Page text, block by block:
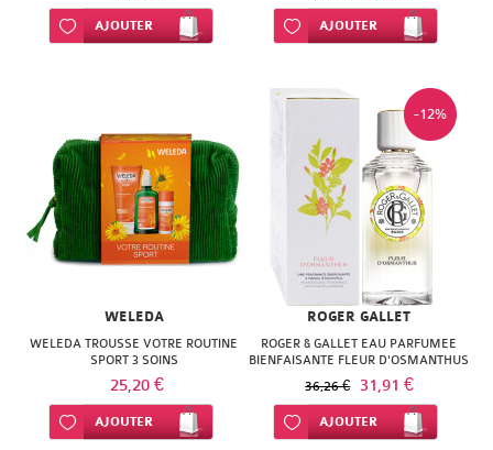
PEDIAKID
PHYSCIENCE
PHYTEA
PILEJE
SOLGAR
NATURESYSTEM
PHYTOSUN
AROMS
PLANTER'S
SANOFLORE
WELEDA
Ajouter à ma liste d’envie
AJOUTER Ajouter à ma liste d’envie
AJOUTER
WELEDA
WELEDA TROUSSE VOTRE ROUTINE
SPORT 3 SOINS
25,20 €
Ajouter à ma liste d’envie
AJOUTER
-12%
ROGER GALLET
ROGER & GALLET EAU PARFUMEE
BIENFAISANTE FLEUR D'OSMANTHUS
100ML
36,26 € 31,91 €
Ajouter à ma liste d’envie
AJOUTER